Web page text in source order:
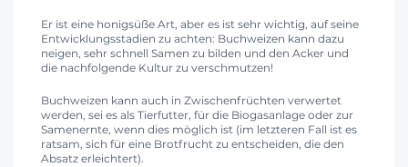
Er ist eine honigsüße Art, aber es ist sehr wichtig, auf seine
Entwicklungsstadien zu achten: Buchweizen kann dazu
neigen, sehr schnell Samen zu bilden und den Acker und
die nachfolgende Kultur zu verschmutzen!
Buchweizen kann auch in Zwischenfrüchten verwertet
werden, sei es als Tierfutter, für die Biogasanlage oder zur
Samenernte, wenn dies möglich ist (im letzteren Fall ist es
ratsam, sich für eine Brotfrucht zu entscheiden, die den
Absatz erleichtert).